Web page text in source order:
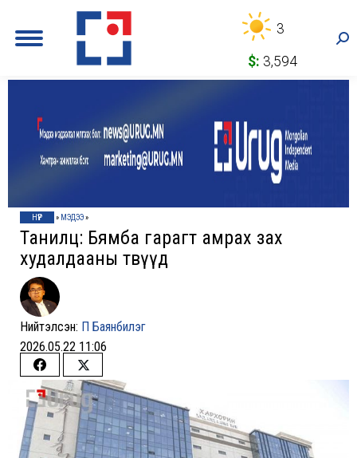
3
$: 3,594
НҮҮР » МЭДЭЭ»
Танилц: Бямба гарагт амрах зах
худалдааны төвүүд
Нийтэлсэн: П Баянбилэг
2026.05.22 11:06
Share
on
Facebook
Share
on
Twitter